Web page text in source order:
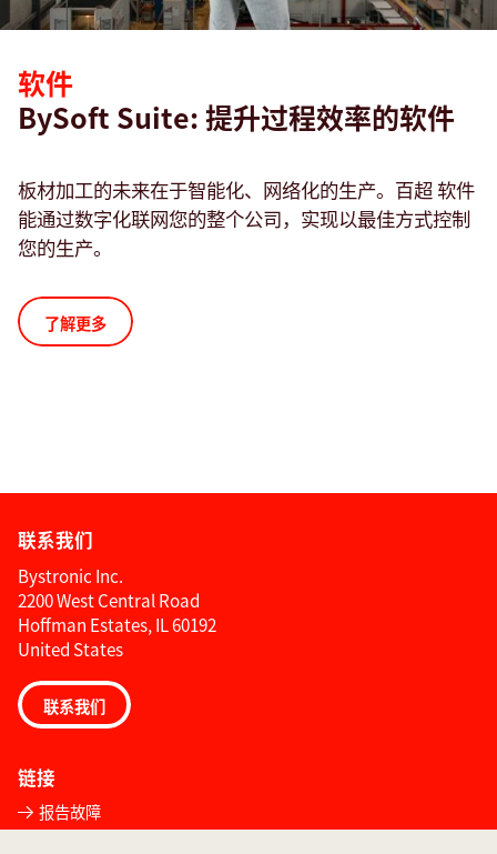
软件
BySoft Suite: 提升过程效率的软件
板材加工的未来在于智能化、网络化的生产。百超 软件
能通过数字化联网您的整个公司，实现以最佳方式控制
您的生产。
了解更多
联系我们
Bystronic Inc.
2200 West Central Road
Hoffman Estates, IL 60192
United States
联系我们
链接
报告故障